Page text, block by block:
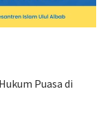
Puasa di